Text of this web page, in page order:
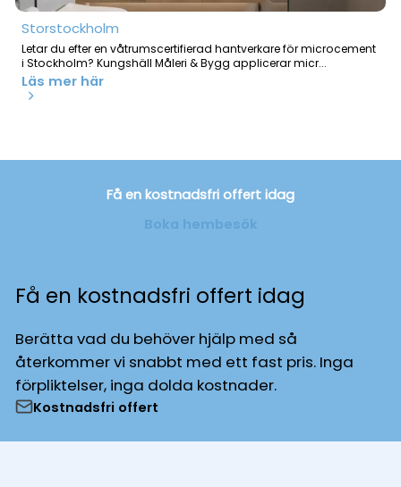
Storstockholm
Letar du efter en våtrumscertifierad hantverkare för microcement
i Stockholm? Kungshäll Måleri & Bygg applicerar micr...
Läs mer här
Få en kostnadsfri offert idag
Boka hembesök
Få en kostnadsfri offert idag
Berätta vad du behöver hjälp med så
återkommer vi snabbt med ett fast pris. Inga
förpliktelser, inga dolda kostnader.
Kostnadsfri offert